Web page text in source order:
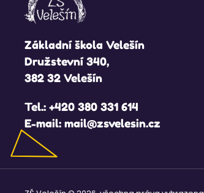
Základní škola Velešín
Družstevní 340,
382 32 Velešín
Tel.: +420 380 331 614
E-mail: mail@zsvelesin.cz